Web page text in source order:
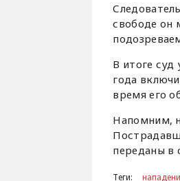
свободе он
В итоге
года
время его
Напомним,
переданы в
Теги: